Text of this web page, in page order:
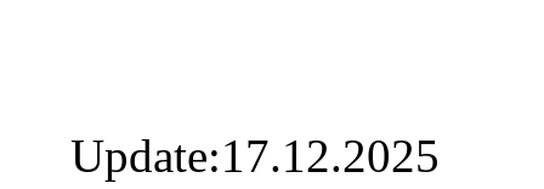
Update:17.12.2025